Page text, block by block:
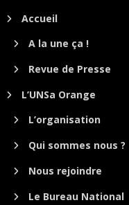
Accueil
A la une ça !
Revue de Presse
L’UNSa Orange
L’organisation
Qui sommes nous ?
Nous rejoindre
Le Bureau National